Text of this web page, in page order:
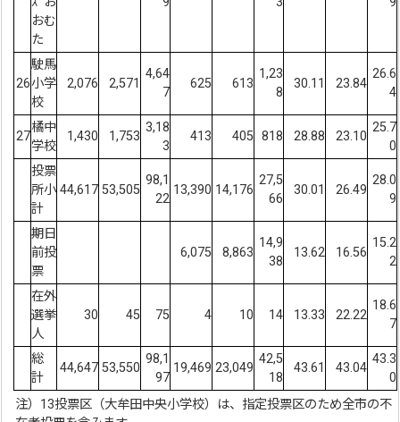
おむ
た
26
駛馬
小学
校
2,076 2,571
4,64
7
625 613
1,23
8
30.11 23.84
26.6
4
27
橘中
学校
1,430 1,753
3,18
3
413 405 818 28.88 23.10
25.7
0
投票
所小
計
44,617 53,505
98,1
22
13,390 14,176
27,5
66
30.01 26.49
28.0
9
期日
前投
票
6,075 8,863
14,9
38
13.62 16.56
15.2
2
在外
選挙
人
30 45 75 4 10 14 13.33 22.22
18.6
7
総
計
44,647 53,550
98,1
97
19,469 23,049
42,5
18
43.61 43.04
43.3
0
注）13投票区（大牟田中央小学校）は、指定投票区のため全市の不